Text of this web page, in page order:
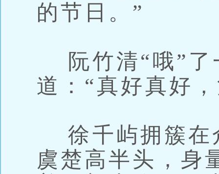
的节日。”
阮竹清“哦”了
道：“真好真好
徐千屿拥簇在
虞楚高半头，身